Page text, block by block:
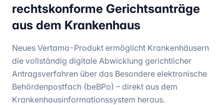
rechtskonforme Gerichtsanträge
aus dem Krankenhaus
Neues Vertama-Produkt ermöglicht Krankenhäusern
die vollständig digitale Abwicklung gerichtlicher
Antragsverfahren über das Besondere elektronische
Behördenpostfach (beBPo) – direkt aus dem
Krankenhausinformationssystem heraus.